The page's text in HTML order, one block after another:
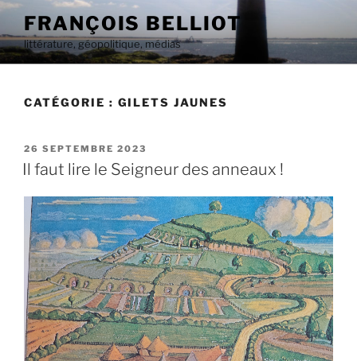
Aller
contenu
principal
FRANÇOIS BELLIOT
littérature, géopolitique, médias
CATÉGORIE : GILETS JAUNES
PUBLIÉ
LE
26 SEPTEMBRE 2023
Il faut lire le Seigneur des anneaux !